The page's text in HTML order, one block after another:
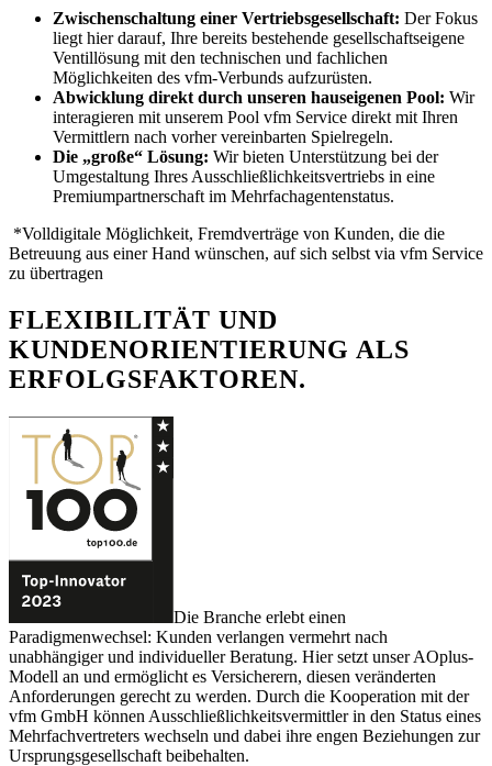
Zwischenschaltung einer Vertriebsgesellschaft: Der Fokus
liegt hier darauf, Ihre bereits bestehende gesellschaftseigene
Ventillösung mit den technischen und fachlichen
Möglichkeiten des vfm-Verbunds aufzurüsten.
Abwicklung direkt durch unseren hauseigenen Pool: Wir
interagieren mit unserem Pool vfm Service direkt mit Ihren
Vermittlern nach vorher vereinbarten Spielregeln.
Die „große“ Lösung: Wir bieten Unterstützung bei der
Umgestaltung Ihres Ausschließlichkeitsvertriebs in eine
Premiumpartnerschaft im Mehrfachagentenstatus.
*Volldigitale Möglichkeit, Fremdverträge von Kunden, die die
Betreuung aus einer Hand wünschen, auf sich selbst via vfm Service
zu übertragen
FLEXIBILITÄT UND
KUNDENORIENTIERUNG ALS
ERFOLGSFAKTOREN.
Die Branche erlebt einen
Paradigmenwechsel: Kunden verlangen vermehrt nach
unabhängiger und individueller Beratung. Hier setzt unser AOplus-
Modell an und ermöglicht es Versicherern, diesen veränderten
Anforderungen gerecht zu werden. Durch die Kooperation mit der
vfm GmbH können Ausschließlichkeitsvermittler in den Status eines
Mehrfachvertreters wechseln und dabei ihre engen Beziehungen zur
Ursprungsgesellschaft beibehalten.